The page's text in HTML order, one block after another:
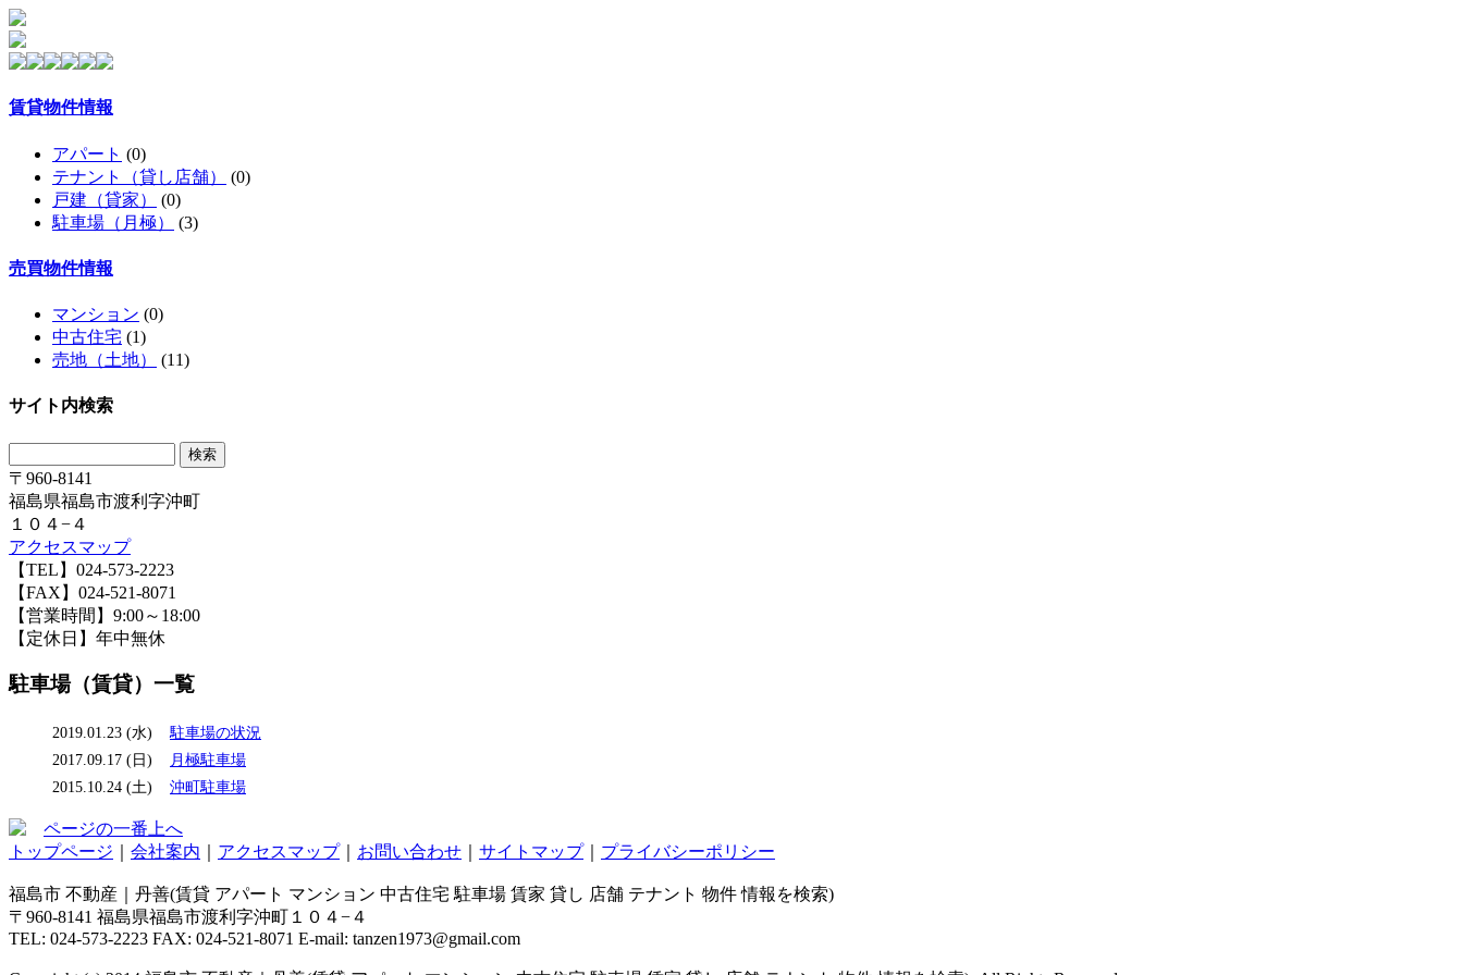
賃貸物件情報
アパート (0)
テナント（貸し店舗）
(0)
戸建（貸家）
(0)
駐車場（月極）
(3)
売買物件情報
マンション (0)
中古住宅 (1)
売地（土地）
(11)
サイト内検索
〒960-8141
福島県福島市渡利字沖町
１０４−４
アクセスマップ
【TEL】024-573-2223
【FAX】024-521-8071
【営業時間】9:00～18:00
【定休日】年中無休
駐車場（賃貸）一覧
2019.01.23 (水)
駐車場の状況
2017.09.17 (日)
月極駐車場
2015.10.24 (土)
沖町駐車場
ページの一番上へ
トップページ
会社案内 アクセスマップ｜ お問い合わせ サイトマップ｜ プライバシーポリシー
福島市 不動産｜丹善(賃貸 アパート マンション 中古住宅 駐車場 賃家 貸し 店舗 テナント 物件 情報を検索)
〒960-8141 福島県福島市渡利字沖町１０４−４
TEL: 024-573-2223 FAX: 024-521-8071 E-mail: tanzen1973@gmail.com